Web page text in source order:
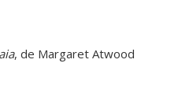
, de Margaret Atwood